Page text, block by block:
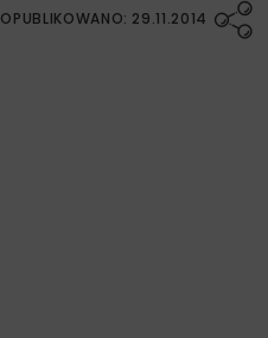
OPUBLIKOWANO: 29.11.2014